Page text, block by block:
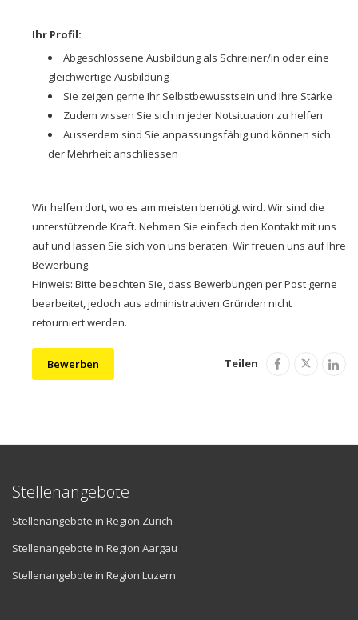
Ihr Profil:
Abgeschlossene Ausbildung als Schreiner/in oder eine
gleichwertige Ausbildung
Sie zeigen gerne Ihr Selbstbewusstsein und Ihre Stärke
Zudem wissen Sie sich in jeder Notsituation zu helfen
Ausserdem sind Sie anpassungsfähig und können sich
der Mehrheit anschliessen
Wir helfen dort, wo es am meisten benötigt wird. Wir sind die
unterstützende Kraft. Nehmen Sie einfach den Kontakt mit uns
auf und lassen Sie sich von uns beraten. Wir freuen uns auf Ihre
Bewerbung.
Hinweis: Bitte beachten Sie, dass Bewerbungen per Post gerne
bearbeitet, jedoch aus administrativen Gründen nicht
retourniert werden.
Bewerben Teilen
Stellenangebote
Stellenangebote in Region Zürich
Stellenangebote in Region Aargau
Stellenangebote in Region Luzern